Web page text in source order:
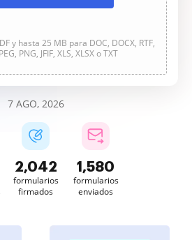
y hasta 25 MB para DOC, DOCX, RTF,
PNG, JFIF, XLS, XLSX o TXT
7 AGO, 2026
2,042
formularios
firmados
1,580
formularios
enviados